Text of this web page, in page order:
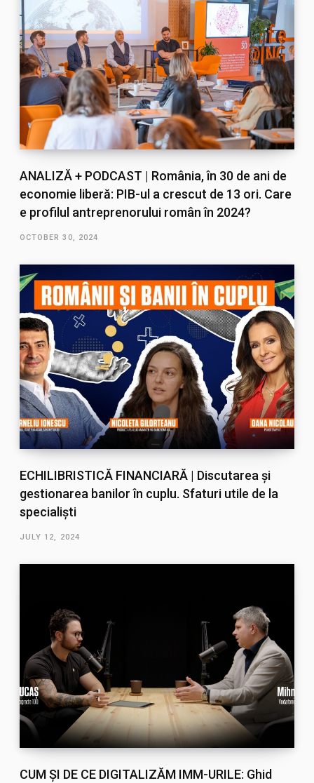
ANALIZĂ + PODCAST | România, în 30 de ani de
economie liberă: PIB-ul a crescut de 13 ori. Care
e profilul antreprenorului român în 2024?
OCTOBER 30, 2024
ECHILIBRISTICĂ FINANCIARĂ | Discutarea și
gestionarea banilor în cuplu. Sfaturi utile de la
specialiști
JULY 12, 2024
CUM ȘI DE CE DIGITALIZĂM IMM-URILE: Ghid